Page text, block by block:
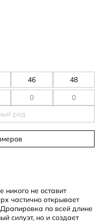
46 48
ряд
никого не оставит
частично открывает
по всей длине
силуэт, но и создает